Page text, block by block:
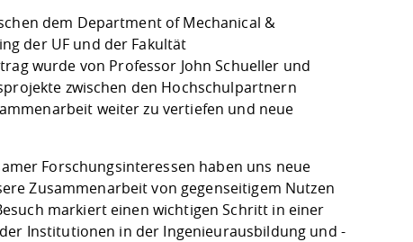
dem Department of Mechanical &
der UF und der Fakultät
wurde von Professor John Schueller und
zwischen den Hochschulpartnern
weiter zu vertiefen und neue
Forschungsinteressen haben uns neue
Zusammenarbeit von gegenseitigem Nutzen
markiert einen wichtigen Schritt in einer
Institutionen in der Ingenieurausbildung und -